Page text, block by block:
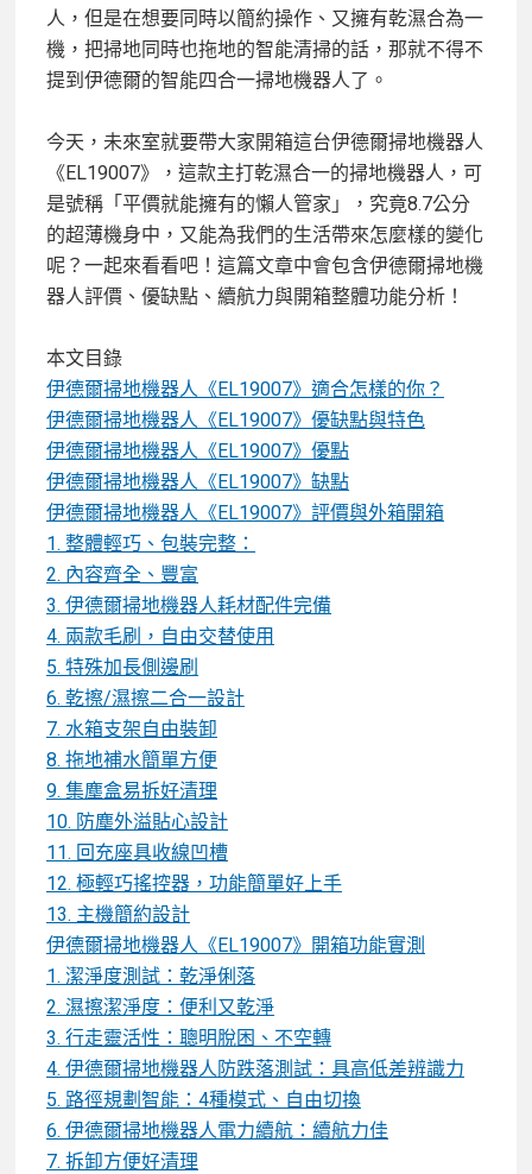
人，但是在想要同時以簡約操作、又擁有乾濕合為一
機，把掃地同時也拖地的智能清掃的話，那就不得不
提到伊德爾的智能四合一掃地機器人了。
今天，未來室就要帶大家開箱這台伊德爾掃地機器人
《EL19007》，這款主打乾濕合一的掃地機器人，可
是號稱「平價就能擁有的懶人管家」，究竟8.7公分
的超薄機身中，又能為我們的生活帶來怎麼樣的變化
呢？一起來看看吧！這篇文章中會包含伊德爾掃地機
器人評價、優缺點、續航力與開箱整體功能分析！
本文目錄
伊德爾掃地機器人《EL19007》適合怎樣的你？
伊德爾掃地機器人《EL19007》優缺點與特色
伊德爾掃地機器人《EL19007》優點
伊德爾掃地機器人《EL19007》缺點
伊德爾掃地機器人《EL19007》評價與外箱開箱
1. 整體輕巧、包裝完整：
2. 內容齊全、豐富
3. 伊德爾掃地機器人耗材配件完備
4. 兩款毛刷，自由交替使用
5. 特殊加長側邊刷
6. 乾擦/濕擦二合一設計
7. 水箱支架自由裝卸
8. 拖地補水簡單方便
9. 集塵盒易拆好清理
10. 防塵外溢貼心設計
11. 回充座具收線凹槽
12. 極輕巧搖控器，功能簡單好上手
13. 主機簡約設計
伊德爾掃地機器人《EL19007》開箱功能實測
1. 潔淨度測試：乾淨俐落
2. 濕擦潔淨度：便利又乾淨
3. 行走靈活性：聰明脫困、不空轉
4. 伊德爾掃地機器人防跌落測試：具高低差辨識力
5. 路徑規劃智能：4種模式、自由切換
6. 伊德爾掃地機器人電力續航：續航力佳
7. 拆卸方便好清理